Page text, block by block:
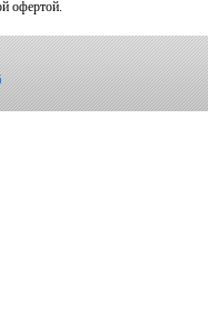
офертой.